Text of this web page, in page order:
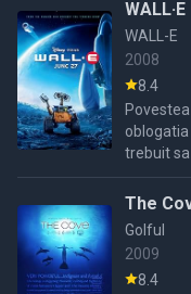
WALL·E
WALL-E
2008
8.4
Povestea a ultimului robot de pe
trebuit sa
milioane
gunoiul
The
Golful
2009
8.4